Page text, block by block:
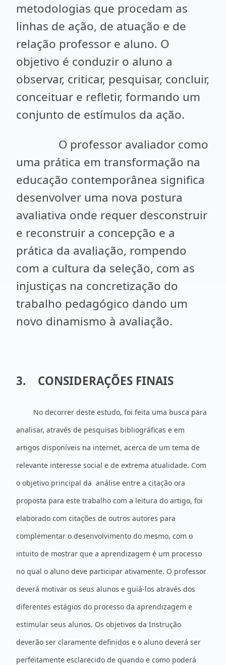
metodologias que procedam as
linhas de ação, de atuação e de
relação professor e aluno. O
objetivo é conduzir o aluno a
observar, criticar, pesquisar, concluir,
conceituar e refletir, formando um
conjunto de estímulos da ação.
O professor avaliador como
uma prática em transformação na
educação contemporânea significa
desenvolver uma nova postura
avaliativa onde requer desconstruir
e reconstruir a concepção e a
prática da avaliação, rompendo
com a cultura da seleção, com as
injustiças na concretização do
trabalho pedagógico dando um
novo dinamismo à avaliação.
3. CONSIDERAÇÕES FINAIS
No decorrer deste estudo, foi feita uma busca para
analisar, através de pesquisas bibliográficas e em
artigos disponíveis na internet, acerca de um tema de
relevante interesse social e de extrema atualidade. Com
o objetivo principal da análise entre a citação ora
proposta para este trabalho com a leitura do artigo, foi
elaborado com citações de outros autores para
complementar o desenvolvimento do mesmo, com o
intuito de mostrar que a aprendizagem é um processo
no qual o aluno deve participar ativamente. O professor
deverá motivar os seus alunos e guiá-los através dos
diferentes estágios do processo da aprendizagem e
estimular seus alunos. Os objetivos da Instrução
deverão ser claramente definidos e o aluno deverá ser
perfeitamente esclarecido de quando e como poderá